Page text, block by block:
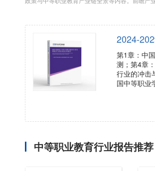
2024-
第1章：中
测；第4章
行业的冲击
国中等职业
中等职业教育行业报告推荐